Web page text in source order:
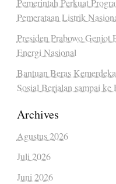
Pemerintah Perkuat
Pemerataan Listrik
Presiden Prabowo Genjot
Energi Nasional
Bantuan Beras
Sosial Berjalan sampai ke
Archives
Agustus 2026
Juli 2026
Juni 2026